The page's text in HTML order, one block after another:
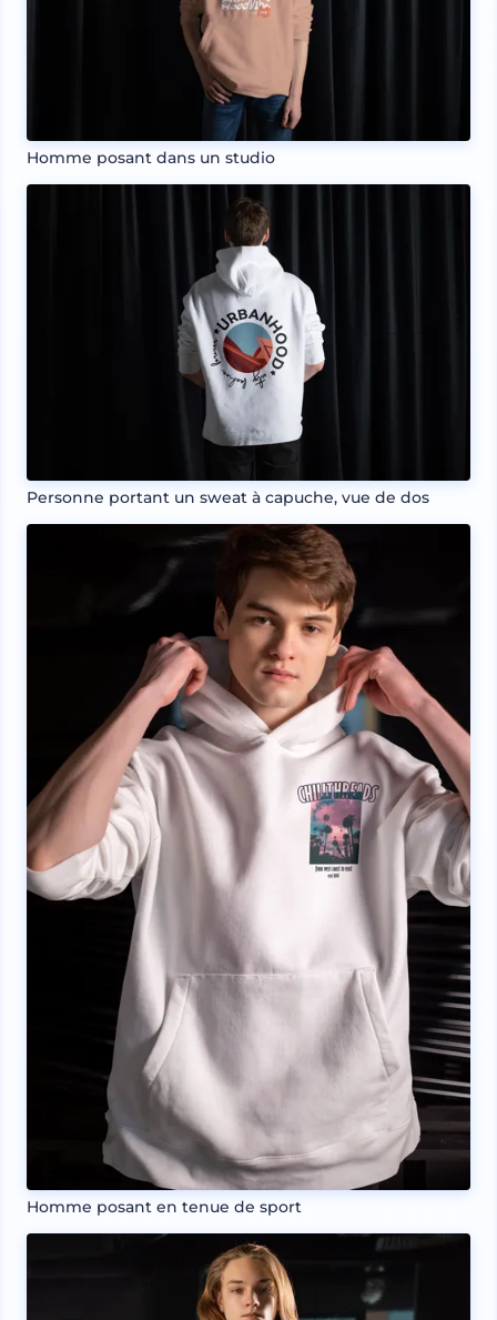
Homme posant dans un studio
Personne portant un sweat à capuche, vue de dos
Homme posant en tenue de sport